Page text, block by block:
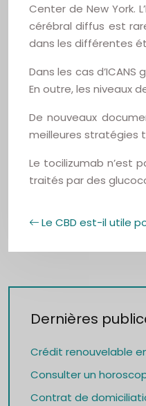
Center de New York.
cérébral diffus est
dans les différentes
Dans les cas
En outre, les niveaux
De nouveaux
meilleures stratégies
Le tocilizumab n’est
traités par des
Le CBD est-il utile
Dernières
Crédit renouvelable
Consulter un
Contrat de